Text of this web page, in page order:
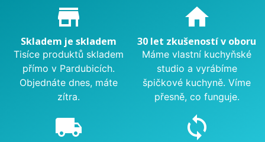
Proč nakupovat u nás?
store_mall_directory
Skladem je skladem
Tisíce produktů skladem
přímo v Pardubicích.
Objednáte dnes, máte
zítra.
home
30 let zkušeností v oboru
Máme vlastní kuchyňské
studio a vyrábíme
špičkové kuchyně. Víme
přesně, co funguje.
local_shipping sync